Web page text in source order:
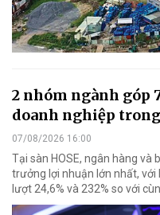
2 nhóm ngành góp
doanh nghiệp
07/08/2026 16:00
Tại sàn HOSE, ngân hàng và
trưởng lợi nhuận lớn nhất,
lượt 24,6% và 232% so với